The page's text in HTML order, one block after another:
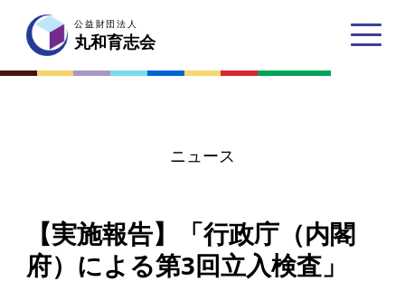
公益財団法人
丸和育志会
丸和育志会とは
理事長あいさつ
公益財団法人
丸和育志会
ニュース
【実施報告】「行政庁（内閣
府）による第3回立入検査」